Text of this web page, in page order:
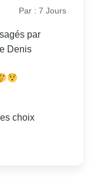
Par : 7 Jours
par
Denis
choix